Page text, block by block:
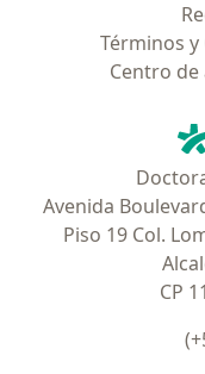
Términos
Centro de
Avenida
Piso 19 Col.
CP